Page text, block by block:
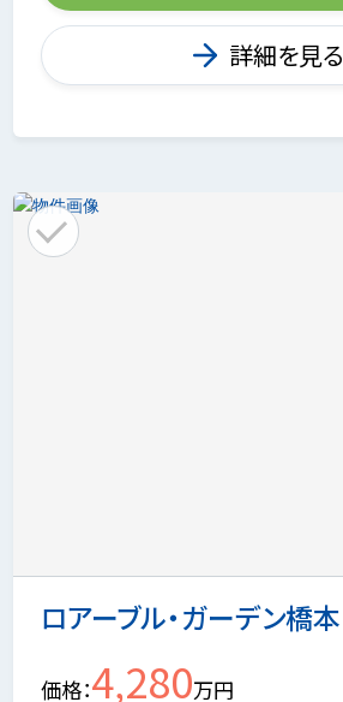
詳細を見る
ロアーブル・ガーデン橋本
価格 4,280万円